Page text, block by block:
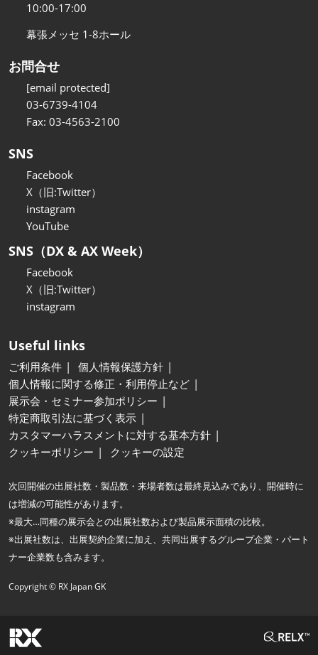
10:00-17:00
幕張メッセ 1-8ホール
お問合せ
[email protected]
03-6739-4104
Fax: 03-4563-2100
SNS
Facebook
X（旧:Twitter）
instagram
YouTube
SNS（DX & AX Week）
Facebook
X（旧:Twitter）
instagram
Useful links
ご利用条件
個人情報保護方針
個人情報に関する修正・利用停止など
展示会・セミナー参加ポリシー
特定商取引法に基づく表示
カスタマーハラスメントに対する基本方針
クッキーポリシー
クッキーの設定
次回開催の出展社数・製品数・来場者数は最終見込みであり、開催時に
は増減の可能性があります。
※最大…同種の展示会との出展社数および製品展示面積の比較。
※出展社数は、出展契約企業に加え、共同出展するグループ企業・パート
ナー企業数も含みます。
Copyright © RX Japan GK